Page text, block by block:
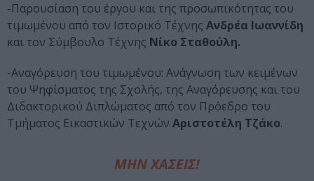
-Παρουσίαση του έργου και της προσωπικότητας του
τιμωμένου από τον Ιστορικό Τέχνης Ανδρέα Ιωαννίδη
και τον Σύμβουλο Τέχνης Νίκο Σταθούλη.
-Αναγόρευση του τιμωμένου: Ανάγνωση των κειμένων
του Ψηφίσματος της Σχολής, της Αναγόρευσης και του
Διδακτορικού Διπλώματος από τον Πρόεδρο του
Τμήματος Εικαστικών Τεχνών Αριστοτέλη Τζάκο.
ΜΗΝ ΧΑΣΕΙΣ!